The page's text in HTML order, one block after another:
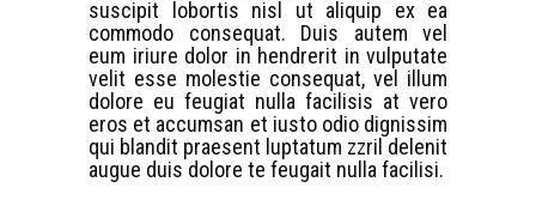
suscipit lobortis nisl ut aliquip ex ea
commodo consequat. Duis autem vel
eum iriure dolor in hendrerit in vulputate
velit esse molestie consequat, vel illum
dolore eu feugiat nulla facilisis at vero
eros et accumsan et iusto odio dignissim
qui blandit praesent luptatum zzril delenit
augue duis dolore te feugait nulla facilisi.